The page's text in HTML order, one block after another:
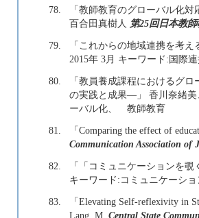
78.
「教師教育のグローバル化
百合田真樹人 第25回日本教
79.
「これからの地域連携を考
2015年 3月 キーワード:国際
80.
「教員養成課程におけるグ
の実践と成果―」 香川奈緒美
ーバル化、 教師教育
81.
「Comparing the effect of
Communication Association of
82.
「「コミュニケーションを
キーワード:コミュニケーシ
83.
「Elevating Self-reflexivity in
Lang, M. Central State